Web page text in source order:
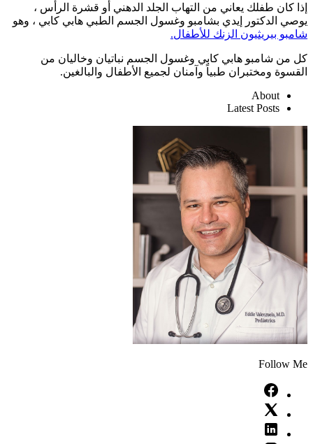
إذا كان طفلك يعاني من التهاب الجلد الدهني أو قشرة الرأس ،
يوصي الدكتور إيدي بشامبو وغسول الجسم الطبي هابي كابي ، وهو
شامبو بيريثيون الزنك للأطفال.
كل من شامبو هابي كابي وغسول الجسم نباتيان وخاليان من
القسوة ومختبران طبياً وآمنان لجميع الأطفال والبالغين.
About
Latest Posts
Follow Me